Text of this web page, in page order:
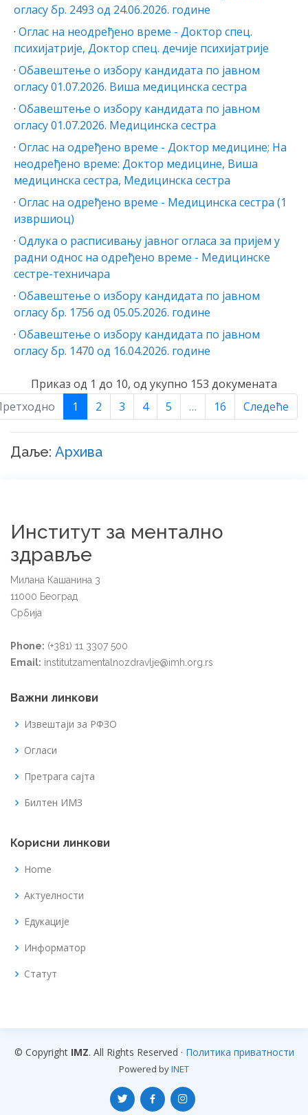
огласу бр. 2493 од 24.06.2026. године
· Оглас на неодређено време - Доктор спец.
психијатрије, Доктор спец. дечије психијатрије
· Обавештење о избору кандидата по јавном
огласу 01.07.2026. Виша медицинска сестра
· Обавештење о избору кандидата по јавном
огласу 01.07.2026. Медицинска сестра
· Оглас на одређено време - Доктор медицине; На
неодређено време: Доктор медицине, Виша
медицинска сестра, Медицинска сестра
· Оглас на одређено време - Медицинска сестра (1
извршиоц)
· Одлука о расписивању јавног огласа за пријем у
радни однос на одређено време - Mедицинске
сестре-техничара
· Обавештење о избору кандидата по јавном
огласу бр. 1756 од 05.05.2026. године
· Обавештење о избору кандидата по јавном
огласу бр. 1470 од 16.04.2026. године
Приказ од 1 до 10, од укупно 153 докумената
1 2 3 4 5 … 16 Следеће
Даље: Архива
Институт за ментално
здравље
Милана Кашанина 3
11000 Београд
Србија
Phone: (+381) 11 3307 500
Email: institutzamentalnozdravlje@imh.org.rs
Важни линкови
Извештаји за РФЗО
Огласи
Претрага сајта
Билтен ИМЗ
Корисни линкови
Home
Актуелности
Едукације
Информатор
Статут
© Copyright IMZ. All Rights Reserved · Политика приватности
Powered byINET